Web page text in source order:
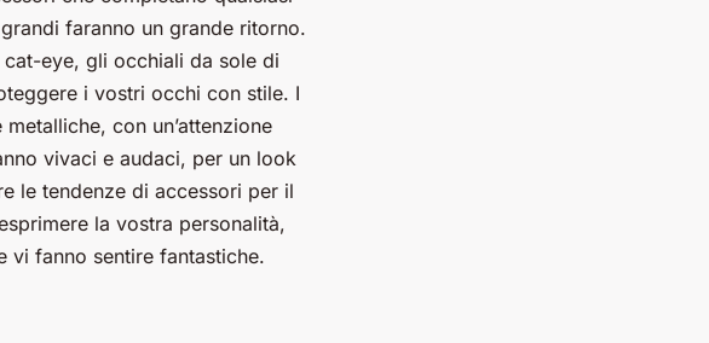
faranno un grande ritorno.
eye, gli occhiali da sole di
i vostri occhi con stile. I
con un’attenzione
vivaci e audaci, per un look
le tendenze di accessori per il
la vostra personalità,
vi fanno sentire fantastiche.